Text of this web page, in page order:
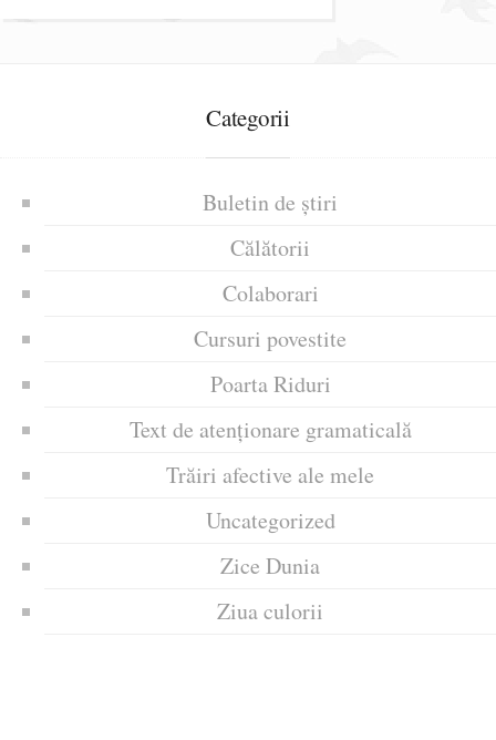
Categorii
Buletin de știri
Călătorii
Colaborari
Cursuri povestite
Poarta Riduri
Text de atenționare gramaticală
Trăiri afective ale mele
Uncategorized
Zice Dunia
Ziua culorii